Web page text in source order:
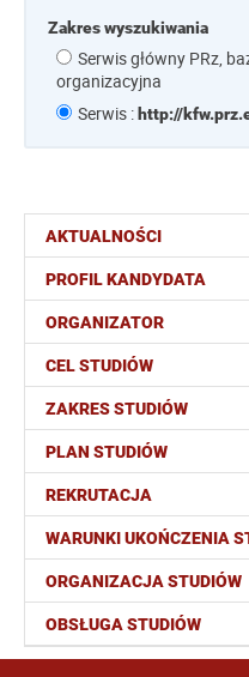
AKTUALNOŚCI
PROFIL KANDYDATA
ORGANIZATOR
CEL STUDIÓW
ZAKRES STUDIÓW
PLAN STUDIÓW
REKRUTACJA
WARUNKI UKOŃCZENIA
ORGANIZACJA STUDIÓW
OBSŁUGA STUDIÓW
Zakres wyszukiwania
Serwis główny PRz,
organizacyjna
Serwis : http://